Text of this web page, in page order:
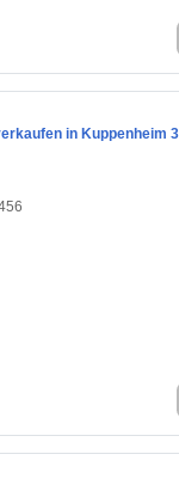
in Kuppenheim